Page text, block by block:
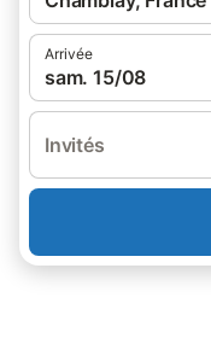
Arrivée
sam. 15/08
Invités